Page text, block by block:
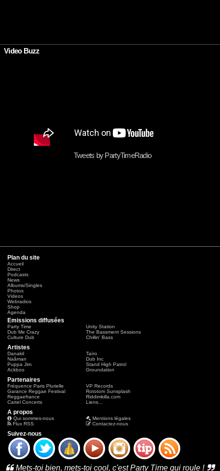
•
Video Buzz
Tweets by PartyTimeRadio
Plan du site
Accueil
Direct
Podcasts
News
Albums/Singles
Photos
Videos
Webradios
Shop
Agenda
Emissions diffusées
Party Time
Unity Station
Dub Me Crazy
The Bassment Sessions
Culture Dub
Chillin' Bass
Artistes
Danakil
Taïro
Naâman
Dub Inc
Puppa Jim
Stand High Patrol
Ackboo
Groundation
Partenaires
Fréquence Paris Plurielle
VP Records
Garance Reggae Festival
Rototom Sunsplash
Reggaefrance
Riddimkilla.com
Cartel Concerts
Liens...
A propos
Qui sommes-nous
Mentions légales
Flux RSS
Contactez-nous
Suivez-nous
Mets-toi bien, mets-toi cool, c'est Party Time qui roule !